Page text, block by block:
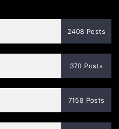
2408 Posts
370 Posts
7158 Posts